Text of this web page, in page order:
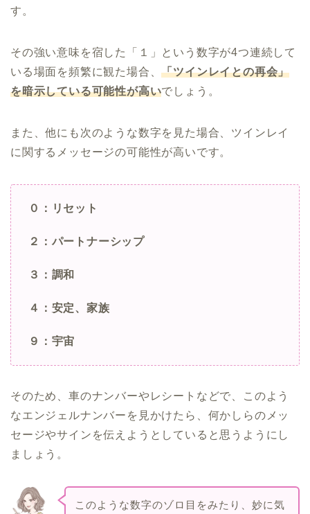
す。
その強い意味を宿した「１」という数字が4つ連続して
いる場面を頻繁に観た場合、「ツインレイとの再会」
を暗示している可能性が高いでしょう。
また、他にも次のような数字を見た場合、ツインレイ
に関するメッセージの可能性が高いです。
０：リセット
２：パートナーシップ
３：調和
４：安定、家族
９：宇宙
そのため、車のナンバーやレシートなどで、このよう
なエンジェルナンバーを見かけたら、何かしらのメッ
セージやサインを伝えようとしていると思うようにし
ましょう。
このような数字のゾロ目をみたり、妙に気